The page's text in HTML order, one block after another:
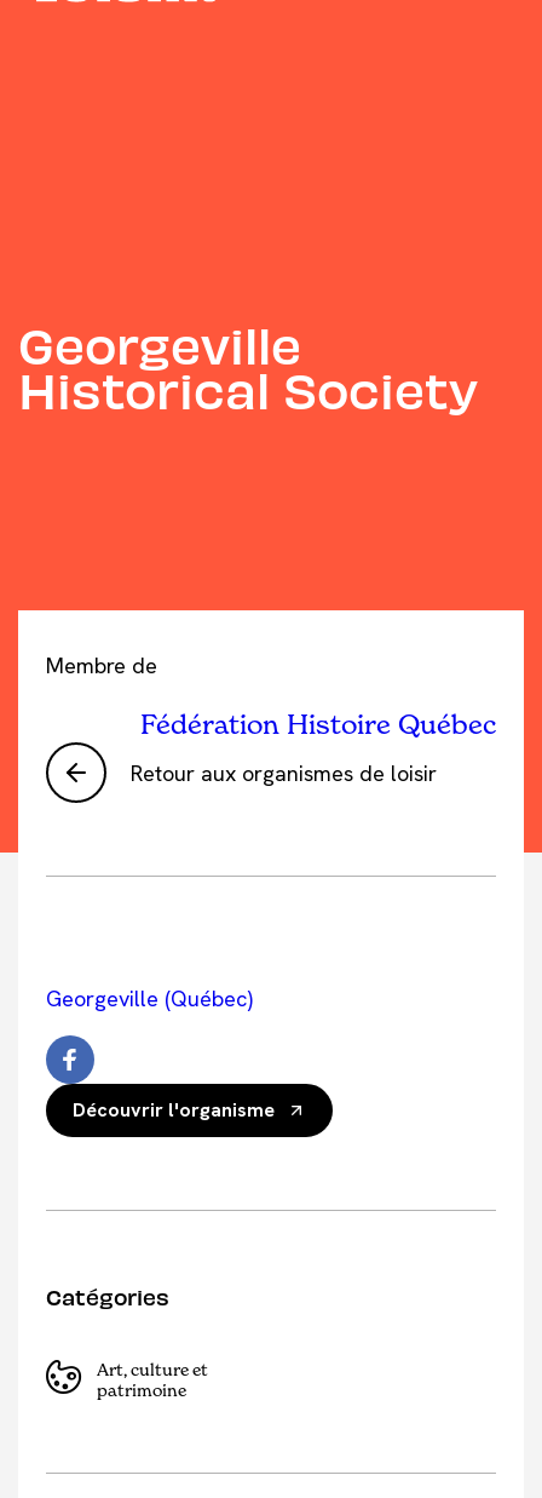
Georgeville
Historical Society
Retour aux organismes de loisir
Membre de
Fédération Histoire Québec
Georgeville (Québec)
Découvrir l'organisme
Catégories
Art, culture et
patrimoine